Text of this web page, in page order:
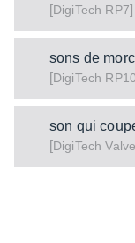
[DigiTech RP7]
sons de
[DigiTech
son qui
[DigiTech